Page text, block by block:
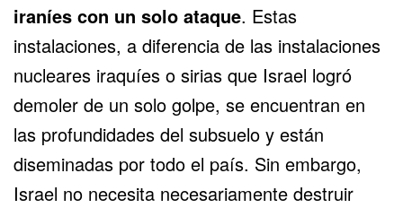
iraníes con un solo ataque. Estas
instalaciones, a diferencia de las instalaciones
nucleares iraquíes o sirias que Israel logró
demoler de un solo golpe, se encuentran en
las profundidades del subsuelo y están
diseminadas por todo el país. Sin embargo,
Israel no necesita necesariamente destruir